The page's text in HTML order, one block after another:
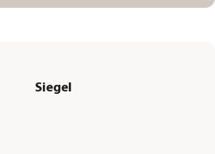
Siegel